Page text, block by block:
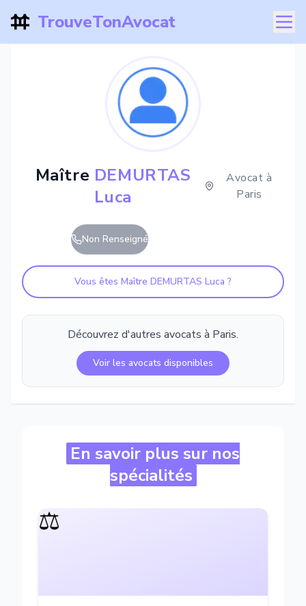
TrouveTonAvocat
Maître DEMURTAS
Luca
Avocat à
Paris
Non Renseigné
Vous êtes Maître DEMURTAS Luca ?
Découvrez d'autres avocats à Paris.
Voir les avocats disponibles
En savoir plus sur nos
spécialités
⚖️